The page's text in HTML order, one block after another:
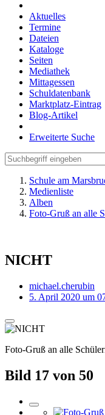
Aktuelles
Termine
Dateien
Kataloge
Seiten
Mediathek
Mittagessen
Schuldatenbank
Marktplatz-Eintrag
Blog-Artikel
Erweiterte Suche
Schule am
Medienliste
Alben
Foto-Gruß an alle
NICHT
michael.cherubin
5. April 2020 um
Foto-Gruß an alle
Bild 17 von 50